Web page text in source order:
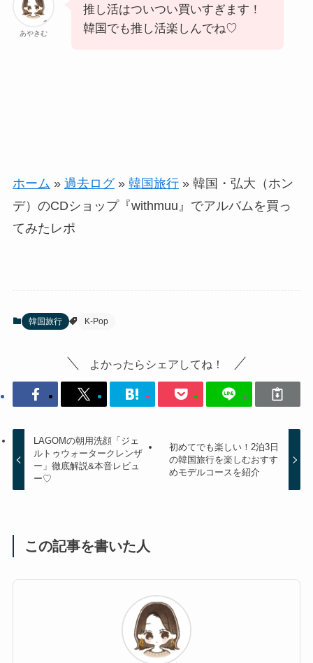
あやきむ
推し活はついつい買いすぎます！
韓国でも推し活楽しんでね♡
ホーム » 過去ログ » 韓国旅行 »韓国・弘大（ホン
デ）のCDショップ『withmuu』でアルバムを買っ
てみたレポ
韓国旅行 K-Pop
よかったらシェアしてね！
LAGOMの朝用洗顔「ジェ
ルトゥウォータークレンザ
ー」徹底解説&本音レビュ
ー♡
初めてでも楽しい！2泊3日
の韓国旅行を楽しむおすす
めモデルコースを紹介
この記事を書いた人